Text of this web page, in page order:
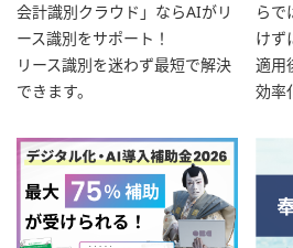
会計識別クラウド」ならAIがリ
ース識別をサポート！
リース識別を迷わず最短で解決
できます。
らで
けず
適用
効率